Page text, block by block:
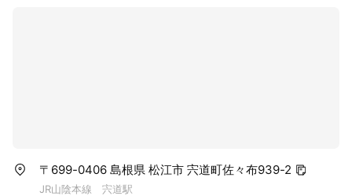
〒699-0406 島根県 松江市 宍道町佐々布939-2
JR山陰本線 宍道駅